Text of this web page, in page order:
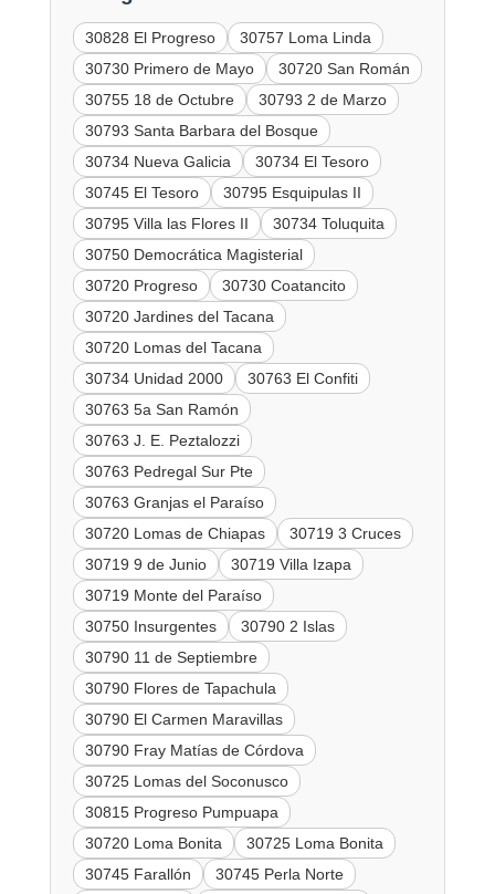
30828 El Progreso
30757 Loma Linda
30730 Primero de Mayo
30720 San Román
30755 18 de Octubre
30793 2 de Marzo
30793 Santa Barbara del Bosque
30734 Nueva Galicia
30734 El Tesoro
30745 El Tesoro
30795 Esquipulas II
30795 Villa las Flores II
30734 Toluquita
30750 Democrática Magisterial
30720 Progreso
30730 Coatancito
30720 Jardines del Tacana
30720 Lomas del Tacana
30734 Unidad 2000
30763 El Confiti
30763 5a San Ramón
30763 J. E. Peztalozzi
30763 Pedregal Sur Pte
30763 Granjas el Paraíso
30720 Lomas de Chiapas
30719 3 Cruces
30719 9 de Junio
30719 Villa Izapa
30719 Monte del Paraíso
30750 Insurgentes
30790 2 Islas
30790 11 de Septiembre
30790 Flores de Tapachula
30790 El Carmen Maravillas
30790 Fray Matías de Córdova
30725 Lomas del Soconusco
30815 Progreso Pumpuapa
30720 Loma Bonita
30725 Loma Bonita
30745 Farallón
30745 Perla Norte